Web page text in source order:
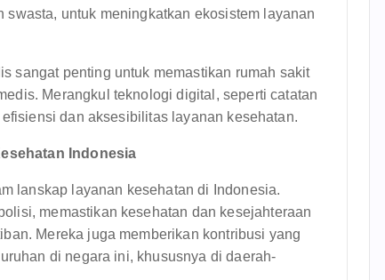
untuk meningkatkan ekosistem layanan
sangat penting untuk memastikan rumah sakit
Merangkul teknologi digital, seperti catatan
dan aksesibilitas layanan kesehatan.
Indonesia
lanskap layanan kesehatan di Indonesia.
memastikan kesehatan dan kesejahteraan
Mereka juga memberikan kontribusi yang
di negara ini, khususnya di daerah-